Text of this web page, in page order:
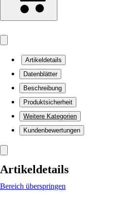
Artikeldetails
Datenblätter
Beschreibung
Produktsicherheit
Weitere Kategorien
Kundenbewertungen
Artikeldetails
Bereich überspringen